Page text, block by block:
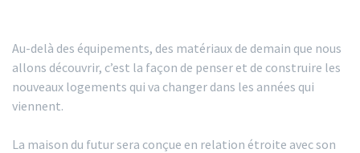
Au-delà des équipements, des matériaux de demain que nous
allons découvrir, c’est la façon de penser et de construire les
nouveaux logements qui va changer dans les années qui
viennent.
La maison du futur sera conçue en relation étroite avec son